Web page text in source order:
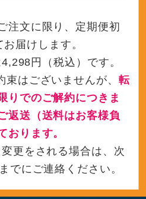
注文に限り、定期便初
届けします。
円（税込）です。
はございませんが、 転
りでのご解約につきま
返送（送料はお客様負
おります。
更をされる場合は、次
でにご連絡ください。